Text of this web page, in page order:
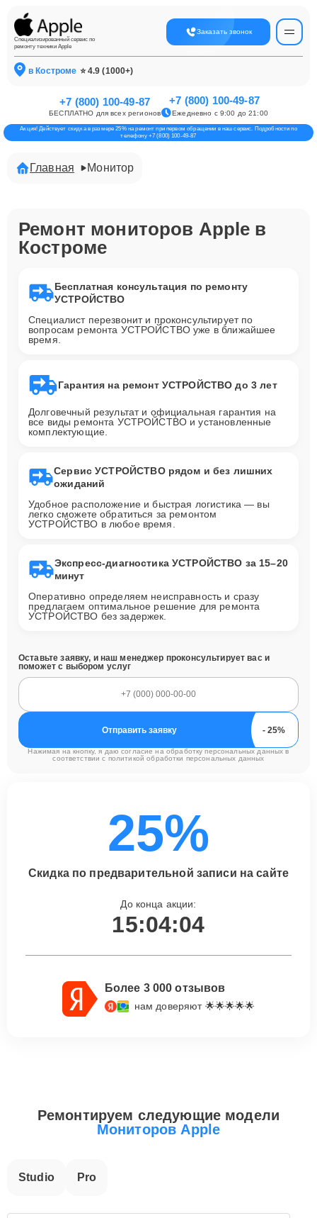
Специализированный сервис по
ремонту техники Apple
Заказать звонок
в Костроме ⭐ 4.9 (1000+)
+7 (800) 100-49-87
БЕСПЛАТНО для всех регионов
+7 (800) 100-49-87
Ежедневно с 9:00 до 21:00
Акция! Действует скидка в размере 25% на ремонт при первом обращении в наш сервис. Подробности по
телефону +7 (800) 100-49-87
Главная Монитор
Ремонт мониторов Apple в
Костроме
Бесплатная консультация по ремонту
УСТРОЙСТВО
Специалист перезвонит и проконсультирует по
вопросам ремонта УСТРОЙСТВО уже в ближайшее
время.
Гарантия на ремонт УСТРОЙСТВО до 3 лет
Долговечный результат и официальная гарантия на
все виды ремонта УСТРОЙСТВО и установленные
комплектующие.
Сервис УСТРОЙСТВО рядом и без лишних
ожиданий
Удобное расположение и быстрая логистика — вы
легко сможете обратиться за ремонтом
УСТРОЙСТВО в любое время.
Экспресс-диагностика УСТРОЙСТВО за 15–20
минут
Оперативно определяем неисправность и сразу
предлагаем оптимальное решение для ремонта
УСТРОЙСТВО без задержек.
Оставьте заявку, и наш менеджер проконсультирует вас и
поможет с выбором услуг
Отправить заявку
Нажимая на кнопку, я даю согласие на обработку персональных данных в
соответствии с политикой обработки персональных данных
25%
Скидка по предварительной записи на сайте
До конца акции:
15:04:03
Более 3 000 отзывов
нам доверяют 🌟🌟🌟🌟🌟
Ремонтируем следующие модели
Мониторов Apple
Studio Pro